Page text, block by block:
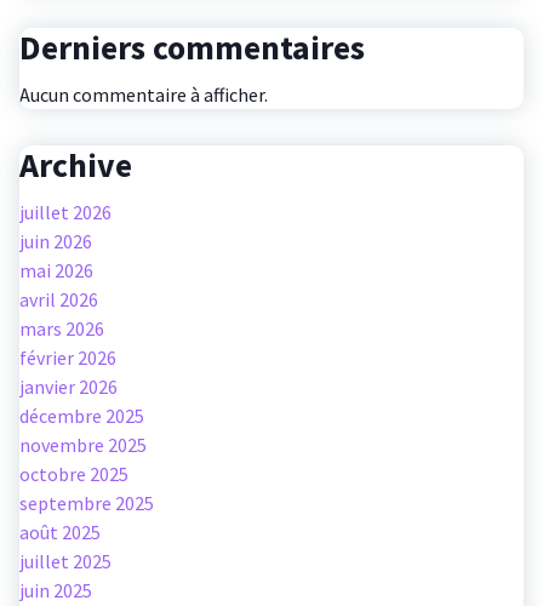
Derniers commentaires
Aucun commentaire à afficher.
Archive
juillet 2026
juin 2026
mai 2026
avril 2026
mars 2026
février 2026
janvier 2026
décembre 2025
novembre 2025
octobre 2025
septembre 2025
août 2025
juillet 2025
juin 2025